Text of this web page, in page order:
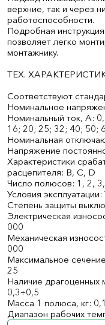
верхние, так и через
работоспособности.
Подробная
позволяет легко
монтажнику.
ТЕХ.
Соответствуют
Номинальное
Номинальный ток, А:
16; 20; 25; 32; 40; 50;
Номинальная
Напряжение
Характеристики
расцепителя: В, С, D
Число полюсов: 1, 2,
Условия
Степень защиты
Электрическая
000
Механическая
000
Максимальное
25
Наличие
0,3÷0,5
Масса 1 полюса, кг:
Диапазон рабочих